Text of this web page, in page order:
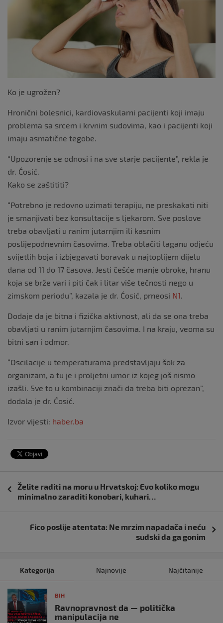
Ko je ugrožen?
Hronični bolesnici, kardiovaskularni pacijenti koji imaju
problema sa srcem i krvnim sudovima, kao i pacijenti koji
imaju asmatične tegobe.
“Upozorenje se odnosi i na sve starje pacijente”, rekla je
dr. Ćosić.
Kako se zaštititi?
“Potrebno je redovno uzimati terapiju, ne preskakati niti
je smanjivati bez konsultacije s ljekarom. Sve poslove
treba obavljati u ranim jutarnjim ili kasnim
poslijepodnevnim časovima. Treba oblačiti laganu odjeću
svijetlih boja i izbjegavati boravak u najtoplijem dijelu
dana od 11 do 17 časova. Jesti češće manje obroke, hranu
koja se brže vari i piti čak i litar više tečnosti nego u
zimskom periodu”, kazala je dr. Ćosić, prneosi N1
Dodaje da je bitna i fizička aktivnost, ali da se ona treba
obavljati u ranim jutarnjim časovima. I na kraju, veoma su
bitni san i odmor.
“Oscilacije u temperaturama predstavljaju šok za
organizam, a tu je i proljetni umor iz kojeg još nismo
izašli. Sve to u kombinaciji znači da treba biti oprezan”,
dodala je dr. Ćosić.
Izvor vijesti: haber.ba
Navigacija
objava
Želite raditi na moru u Hrvatskoj: Evo koliko mogu
minimalno zaraditi konobari, kuhari…
Fico poslije atentata: Ne mrzim napadača i neću
sudski da ga gonim
Kategorija Najnovije Najčitanije
BIH
Ravnopravnost da — politička
manipulacija ne